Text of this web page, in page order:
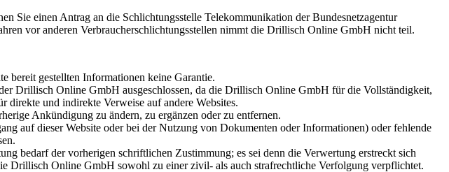
Sie einen Antrag an die Schlichtungsstelle Telekommunikation der Bundesnetzagentur
vor anderen Verbraucherschlichtungsstellen nimmt die Drillisch Online GmbH nicht teil.
gestellten Informationen keine Garantie.
Drillisch Online GmbH ausgeschlossen, da die Drillisch Online GmbH für die Vollständigkeit,
und indirekte Verweise auf andere Websites.
Ankündigung zu ändern, zu ergänzen oder zu entfernen.
auf dieser Website oder bei der Nutzung von Dokumenten oder Informationen) oder fehlende
bedarf der vorherigen schriftlichen Zustimmung; es sei denn die Verwertung erstreckt sich
Drillisch Online GmbH sowohl zu einer zivil- als auch strafrechtliche Verfolgung verpflichtet.